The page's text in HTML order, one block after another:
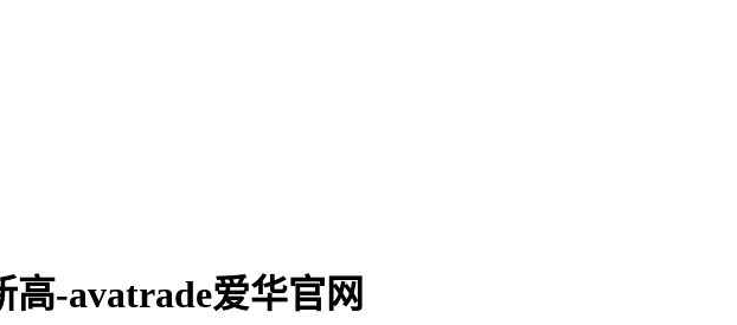
-avatrade爱华官网